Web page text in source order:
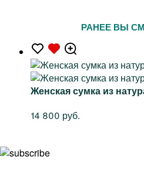
РАНЕЕ ВЫ
Женская сумка из
14 800 руб.